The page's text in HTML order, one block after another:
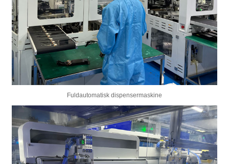
Fuldautomatisk dispensermaskine